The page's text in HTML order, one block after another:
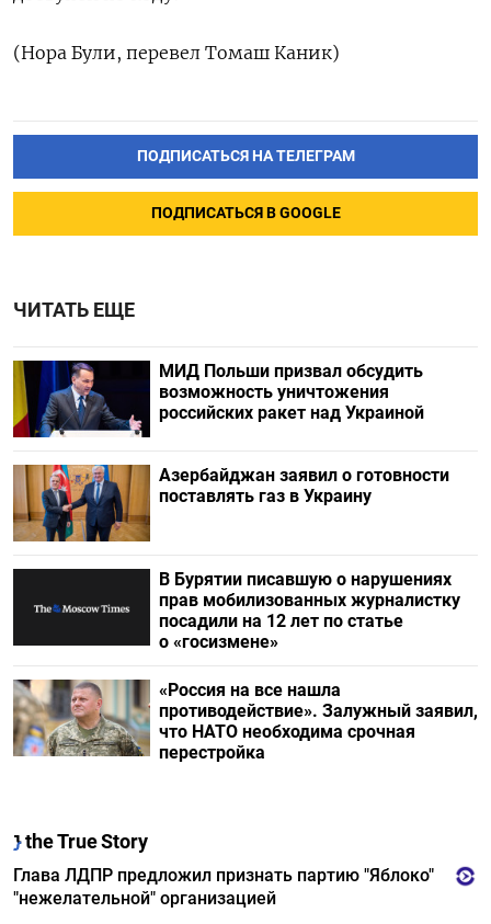
(Нора Були, перевел Томаш Каник)
ПОДПИСАТЬСЯ НА ТЕЛЕГРАМ
ПОДПИСАТЬСЯ В GOOGLE
ЧИТАТЬ ЕЩЕ
МИД Польши призвал обсудить
возможность уничтожения
российских ракет над Украиной
Азербайджан заявил о готовности
поставлять газ в Украину
В Бурятии писавшую о нарушениях
прав мобилизованных журналистку
посадили на 12 лет по статье
о «госизмене»
«Россия на все нашла
противодействие». Залужный заявил,
что НАТО необходима срочная
перестройка